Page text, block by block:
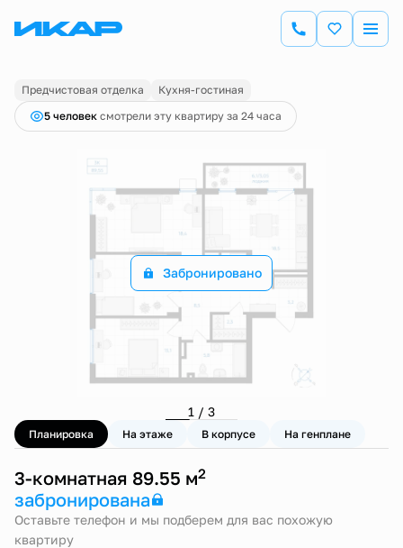
3-комнатная89.55 м Цена по запросу
Предчистовая отделка
Кухня-гостиная
5 человек смотрели эту квартиру за 24 часа
Забронировано
1 / 3
Планировка На этаже В корпусе На генплане
3-комнатная 89.55 м2
забронирована
Оставьте телефон и мы подберем для вас похожую
квартиру